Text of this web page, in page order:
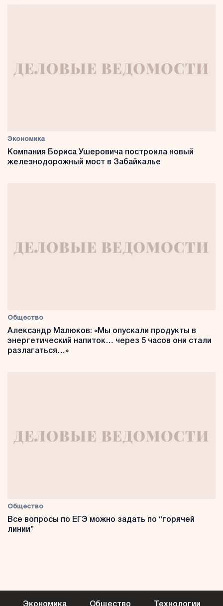
Экономика
Компания Бориса Ушеровича построила новый
железнодорожный мост в Забайкалье
Общество
Александр Малюков: «Мы опускали продукты в
энергетический напиток… через 5 часов они стали
разлагаться…»
Общество
Все вопросы по ЕГЭ можно задать по “горячей
линии”
Экономика Общество Технологии